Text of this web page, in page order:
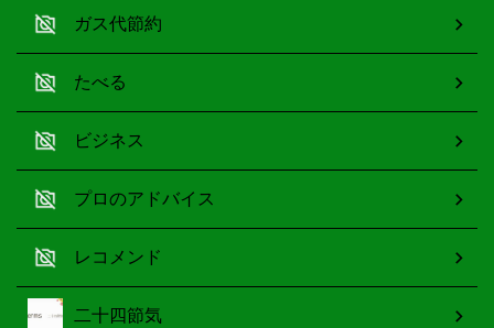
ガス代節約
たべる
ビジネス
プロのアドバイス
レコメンド
二十四節気